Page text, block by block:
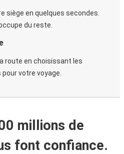
siège en quelques secondes.
du reste.
route en choisissant les
votre voyage.
millions de
font confiance.